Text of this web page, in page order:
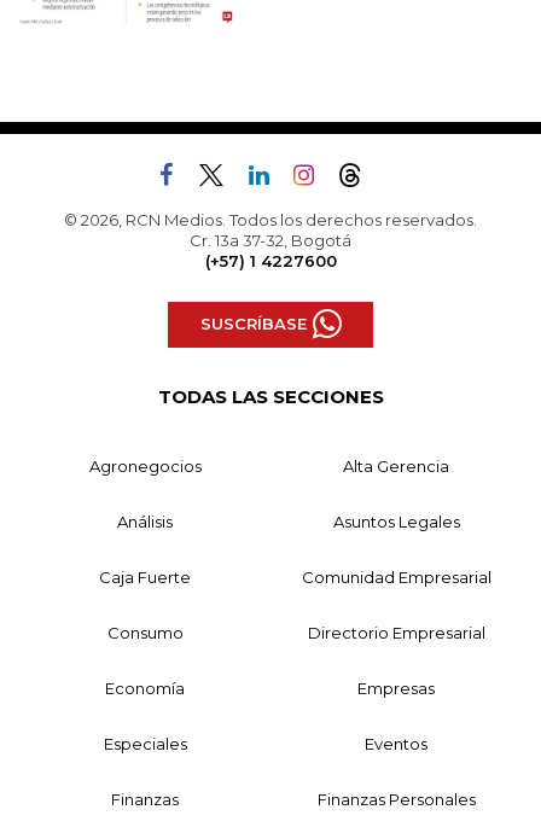
© 2026, RCN Medios. Todos los derechos reservados.
Cr. 13a 37-32, Bogotá
(+57) 1 4227600
SUSCRÍBASE
TODAS LAS SECCIONES
Agronegocios Alta Gerencia
Análisis Asuntos Legales
Caja Fuerte Comunidad Empresarial
Consumo Directorio Empresarial
Economía Empresas
Especiales Eventos
Finanzas Finanzas Personales